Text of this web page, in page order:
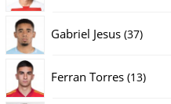
Gabriel Jesus 3737
Ferran Torres 1313